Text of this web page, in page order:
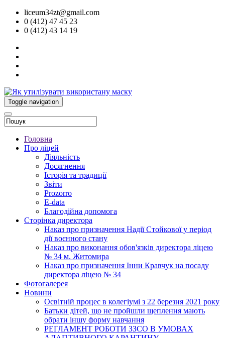
liceum34zt@gmail.com
0 (412) 47 45 23
0 (412) 43 14 19
Toggle navigation
Головна
Про ліцей
Діяльність
Досягнення
Історія та традиції
Звіти
Prozorro
E-data
Благодійна допомога
Сторінка директора
Наказ про призначення Надії Стойкової у період
дії воєнного стану
Наказ про виконання обов'язків директора ліцею
№ 34 м. Житомира
Наказ про призначення Інни Кравчук на посаду
директора ліцею № 34
Фотогалерея
Новини
Освітній процес в колегіумі з 22 березня 2021 року
Батьки дітей, що не пройшли щеплення мають
обрати іншу форму навчання
РЕГЛАМЕНТ РОБОТИ ЗЗСО В УМОВАХ